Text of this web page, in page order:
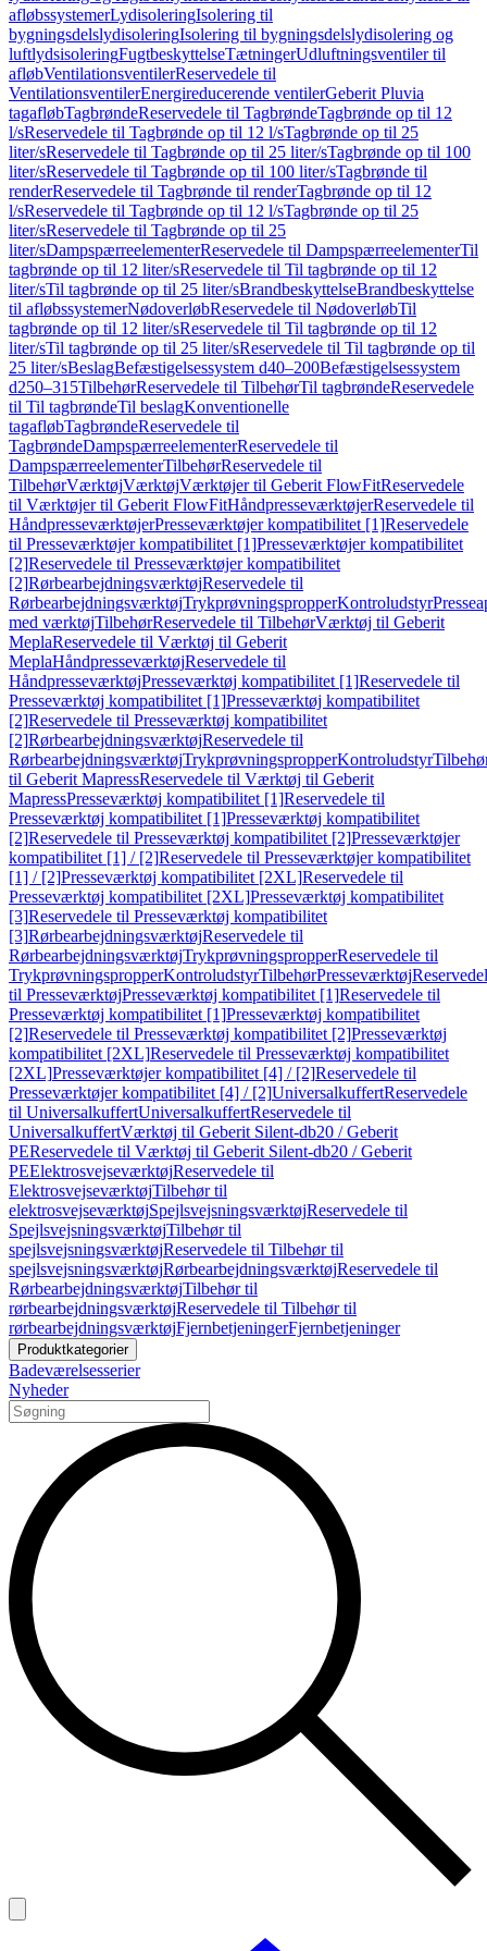
afløbssystemerLydisoleringIsolering til
bygningsdelslydisoleringIsolering til bygningsdelslydisolering og
luftlydsisoleringFugtbeskyttelseTætningerUdluftningsventiler til
afløbVentilationsventilerReservedele til
VentilationsventilerEnergireducerende ventilerGeberit Pluvia
tagafløbTagbrøndeReservedele til TagbrøndeTagbrønde op til 12
l/sReservedele til Tagbrønde op til 12 l/sTagbrønde op til 25
liter/sReservedele til Tagbrønde op til 25 liter/sTagbrønde op til 100
liter/sReservedele til Tagbrønde op til 100 liter/sTagbrønde til
renderReservedele til Tagbrønde til renderTagbrønde op til 12
l/sReservedele til Tagbrønde op til 12 l/sTagbrønde op til 25
liter/sReservedele til Tagbrønde op til 25
liter/sDampspærreelementerReservedele til DampspærreelementerTil
tagbrønde op til 12 liter/sReservedele til Til tagbrønde op til 12
liter/sTil tagbrønde op til 25 liter/sBrandbeskyttelseBrandbeskyttelse
til afløbssystemerNødoverløbReservedele til NødoverløbTil
tagbrønde op til 12 liter/sReservedele til Til tagbrønde op til 12
liter/sTil tagbrønde op til 25 liter/sReservedele til Til tagbrønde op til
25 liter/sBeslagBefæstigelsessystem d40–200Befæstigelsessystem
d250–315TilbehørReservedele til TilbehørTil tagbrøndeReservedele
til Til tagbrøndeTil beslagKonventionelle
tagafløbTagbrøndeReservedele til
TagbrøndeDampspærreelementerReservedele til
DampspærreelementerTilbehørReservedele til
TilbehørVærktøjVærktøjVærktøjer til Geberit FlowFitReservedele
til Værktøjer til Geberit FlowFitHåndpresseværktøjerReservedele til
HåndpresseværktøjerPresseværktøjer kompatibilitet [1]Reservedele
til Presseværktøjer kompatibilitet [1]Presseværktøjer kompatibilitet
[2]Reservedele til Presseværktøjer kompatibilitet
[2]RørbearbejdningsværktøjReservedele til
RørbearbejdningsværktøjTrykprøvningspropperKontroludstyr
med værktøjTilbehørReservedele til TilbehørVærktøj til Geberit
MeplaReservedele til Værktøj til Geberit
MeplaHåndpresseværktøjReservedele til
HåndpresseværktøjPresseværktøj kompatibilitet [1]Reservedele til
Presseværktøj kompatibilitet [1]Presseværktøj kompatibilitet
[2]Reservedele til Presseværktøj kompatibilitet
[2]RørbearbejdningsværktøjReservedele til
RørbearbejdningsværktøjTrykprøvningspropperKontroludstyr
til Geberit MapressReservedele til Værktøj til Geberit
MapressPresseværktøj kompatibilitet [1]Reservedele til
Presseværktøj kompatibilitet [1]Presseværktøj kompatibilitet
[2]Reservedele til Presseværktøj kompatibilitet [2]Presseværktøjer
kompatibilitet [1] / [2]Reservedele til Presseværktøjer kompatibilitet
[1] / [2]Presseværktøj kompatibilitet [2XL]Reservedele til
Presseværktøj kompatibilitet [2XL]Presseværktøj kompatibilitet
[3]Reservedele til Presseværktøj kompatibilitet
[3]RørbearbejdningsværktøjReservedele til
RørbearbejdningsværktøjTrykprøvningspropperReservedele til
TrykprøvningspropperKontroludstyrTilbehørPresseværktøj
til PresseværktøjPresseværktøj kompatibilitet [1]Reservedele til
Presseværktøj kompatibilitet [1]Presseværktøj kompatibilitet
[2]Reservedele til Presseværktøj kompatibilitet [2]Presseværktøj
kompatibilitet [2XL]Reservedele til Presseværktøj kompatibilitet
[2XL]Presseværktøjer kompatibilitet [4] / [2]Reservedele til
Presseværktøjer kompatibilitet [4] / [2]UniversalkuffertReservedele
til UniversalkuffertUniversalkuffertReservedele til
UniversalkuffertVærktøj til Geberit Silent-db20 / Geberit
PEReservedele til Værktøj til Geberit Silent-db20 / Geberit
PEElektrosvejseværktøjReservedele til
ElektrosvejseværktøjTilbehør til
elektrosvejseværktøjSpejlsvejsningsværktøjReservedele til
SpejlsvejsningsværktøjTilbehør til
spejlsvejsningsværktøjReservedele til Tilbehør til
spejlsvejsningsværktøjRørbearbejdningsværktøjReservedele til
RørbearbejdningsværktøjTilbehør til
rørbearbejdningsværktøjReservedele til Tilbehør til
rørbearbejdningsværktøjFjernbetjeningerFjernbetjeninger
Produktkategorier
Badeværelsesserier
Nyheder